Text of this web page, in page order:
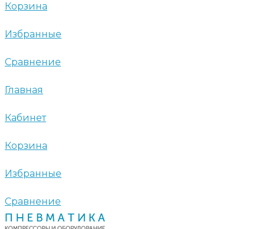
Корзина
Избранные
Сравнение
Главная
Кабинет
Корзина
Избранные
Сравнение